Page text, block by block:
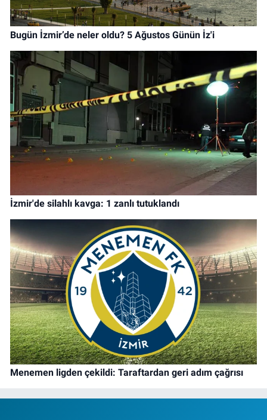
Bugün İzmir’de neler oldu? 5 Ağustos Günün İz'i
İzmir'de silahlı kavga: 1 zanlı tutuklandı
Menemen ligden çekildi: Taraftardan geri adım çağrısı